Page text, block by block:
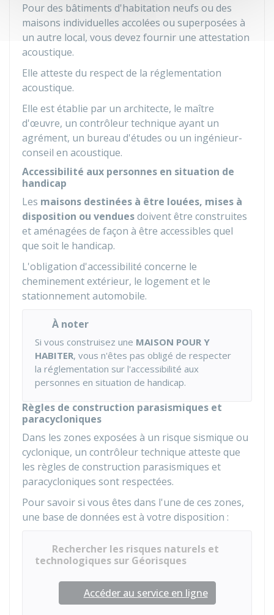
Pour des bâtiments d'habitation neufs ou des
maisons individuelles accolées ou superposées à
un autre local, vous devez fournir une attestation
acoustique.
Elle atteste du respect de la réglementation
acoustique.
Elle est établie par un architecte, le maître
d'œuvre, un contrôleur technique ayant un
agrément, un bureau d'études ou un ingénieur-
conseil en acoustique.
Accessibilité aux personnes en situation de
handicap
Les maisons destinées à être louées, mises à
disposition ou venduesdoivent être construites
et aménagées de façon à être accessibles quel
que soit le handicap.
L'obligation d'accessibilité concerne le
cheminement extérieur, le logement et le
stationnement automobile.
À noter
Si vous construisez une MAISON POUR Y
HABITER, vous n'êtes pas obligé de respecter
la réglementation sur l'accessibilité aux
personnes en situation de handicap.
Règles de construction parasismiques et
paracycloniques
Dans les zones exposées à un risque sismique ou
cyclonique, un contrôleur technique atteste que
les règles de construction parasismiques et
paracycloniques sont respectées.
Pour savoir si vous êtes dans l'une de ces zones,
une base de données est à votre disposition :
Rechercher les risques naturels et
technologiques sur Géorisques
Accéder au service en ligne